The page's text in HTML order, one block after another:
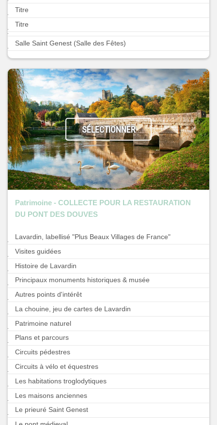
Titre
Titre
Salle Saint Genest (Salle des Fêtes)
SÉLECTIONNER
Patrimoine - COLLECTE POUR LA RESTAURATION
DU PONT DES DOUVES
Lavardin, labellisé "Plus Beaux Villages de France"
Visites guidées
Histoire de Lavardin
Principaux monuments historiques & musée
Autres points d'intérêt
La chouine, jeu de cartes de Lavardin
Patrimoine naturel
Plans et parcours
Circuits pédestres
Circuits à vélo et équestres
Les habitations troglodytiques
Les maisons anciennes
Le prieuré Saint Genest